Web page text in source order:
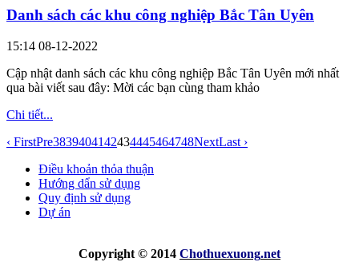
Danh sách các khu công nghiệp Bắc Tân Uyên
15:14 08-12-2022
Cập nhật danh sách các khu công nghiệp Bắc Tân Uyên mới nhất
qua bài viết sau đây: Mời các bạn cùng tham khảo
Chi tiết...
‹ FirstPre3839404142434445464748NextLast ›
Điều khoản thỏa thuận
Hướng dẩn sử dụng
Quy định sử dụng
Dự án
Copyright © 2014 Chothuexuong.net